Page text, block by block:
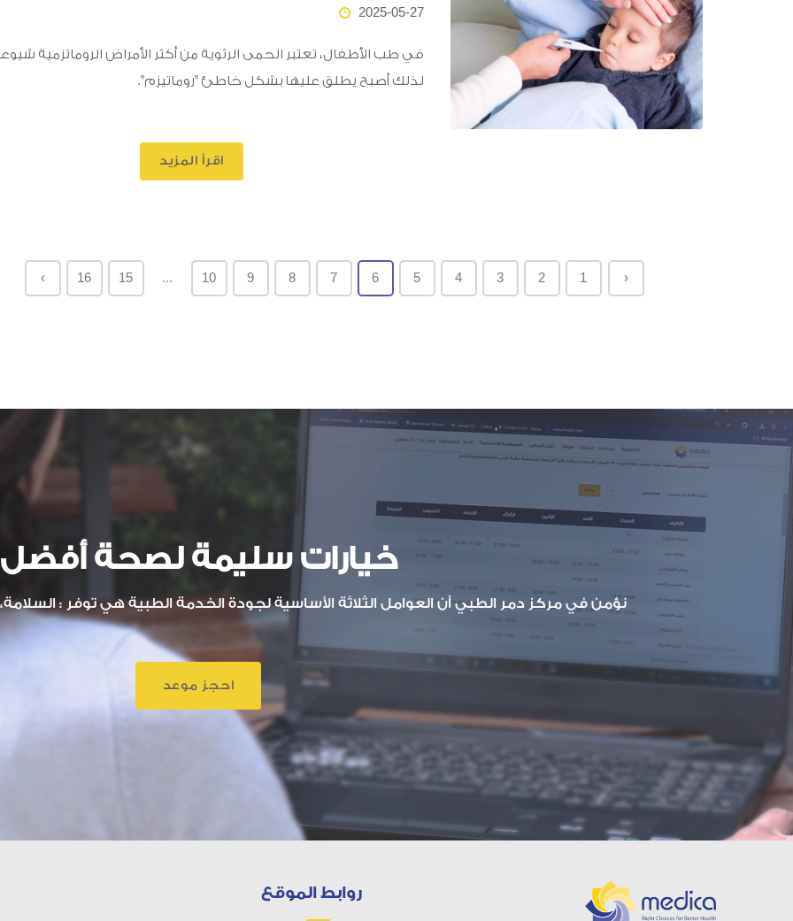
2025-05-27
في طب الأطفال، تعتبر الحمى الرثوية من أكثر الأمراض الروماتزمية
لذلك أصبح يطلق عليها بشكل خاطئ "روماتيزم".
اقرأ المزيد
‹
1
2
3
4
5
6
7
8
9
10
...
15
16
›
خيارات سليمة لصحة أفضل
نؤمن في مركز دمر الطبي أن العوامل الثلاثة الأساسية لجودة الخدمة الطبية هي توفر : السلامة،
احجز موعد
روابط الموقع